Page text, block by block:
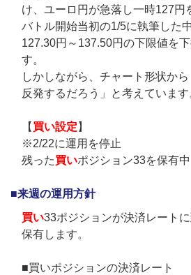
け、ユーロ円が急落し一時127円
バトル開始当初の1/5に執筆した
127.30円～137.50円の下限値を
す。
しかしながら、チャート形状から
反発するだろう」と考えています
【 買い設定 】
※2/22に運用を停止
残った買いポジション33を保有中
■来週の運用方針
買い33ポジションが決済レート
保有します。
■買いポジションの決済レート